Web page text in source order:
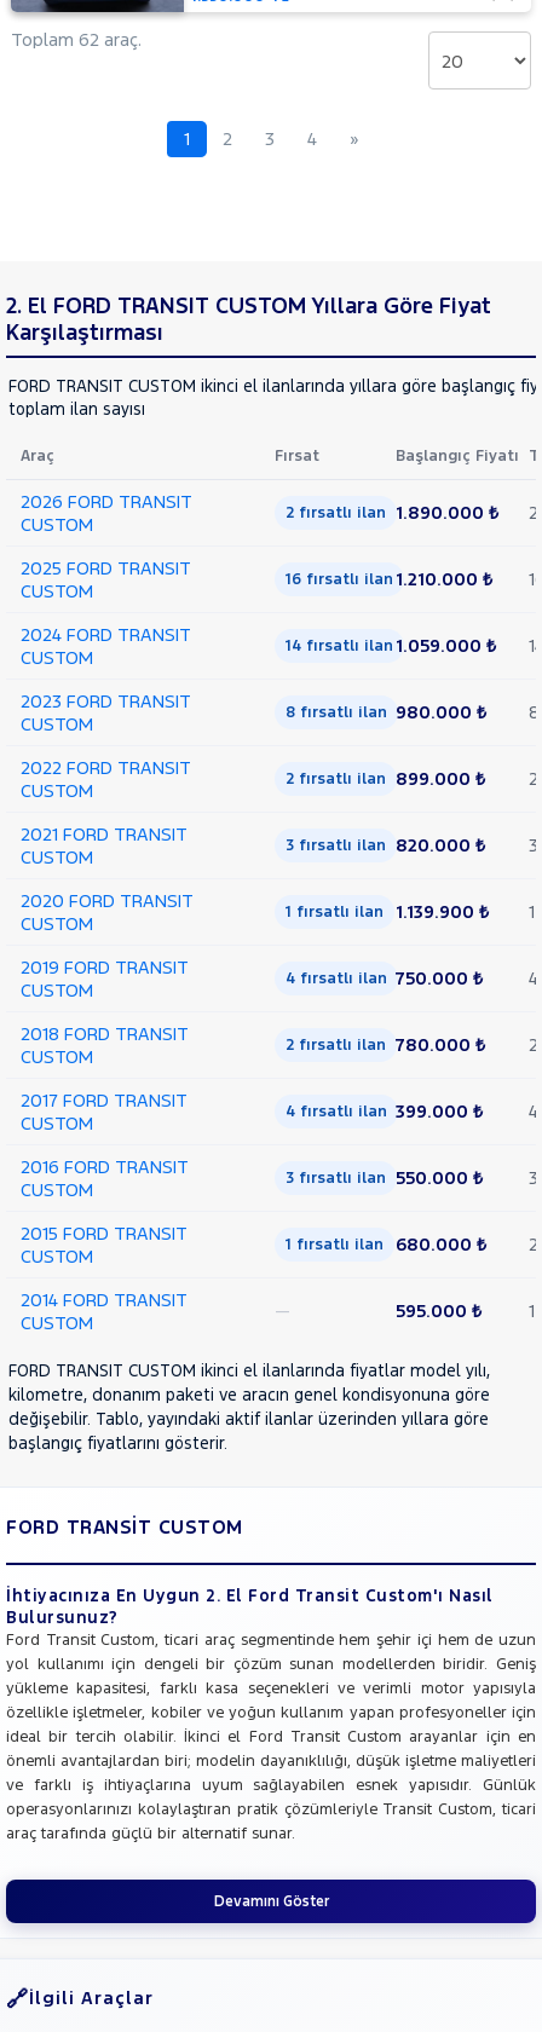
VOLKSWAGEN
Toplam 62 araç.
1 2 3 4 »
2. El FORD TRANSIT CUSTOM Yıllara Göre Fiyat
Karşılaştırması
FORD TRANSIT CUSTOM ikinci el ilanlarında yıllara göre başlangıç
toplam ilan sayısı
Araç Fırsat Başlangıç Fiyatı
2026 FORD TRANSIT
CUSTOM
2 fırsatlı ilan 1.890.000 ₺ 2
2025 FORD TRANSIT
CUSTOM
16 fırsatlı ilan 1.210.000 ₺
2024 FORD TRANSIT
CUSTOM
14 fırsatlı ilan 1.059.000 ₺
2023 FORD TRANSIT
CUSTOM
8 fırsatlı ilan 980.000 ₺ 8
2022 FORD TRANSIT
CUSTOM
2 fırsatlı ilan 899.000 ₺ 2
2021 FORD TRANSIT
CUSTOM
3 fırsatlı ilan 820.000 ₺ 3
2020 FORD TRANSIT
CUSTOM
1 fırsatlı ilan 1.139.900 ₺ 1
2019 FORD TRANSIT
CUSTOM
4 fırsatlı ilan 750.000 ₺ 4
2018 FORD TRANSIT
CUSTOM
2 fırsatlı ilan 780.000 ₺ 2
2017 FORD TRANSIT
CUSTOM
4 fırsatlı ilan 399.000 ₺ 4
2016 FORD TRANSIT
CUSTOM
3 fırsatlı ilan 550.000 ₺ 3
2015 FORD TRANSIT
CUSTOM
1 fırsatlı ilan 680.000 ₺ 2
2014 FORD TRANSIT
CUSTOM
— 595.000 ₺ 1
FORD TRANSIT CUSTOM ikinci el ilanlarında fiyatlar model yılı,
kilometre, donanım paketi ve aracın genel kondisyonuna göre
değişebilir. Tablo, yayındaki aktif ilanlar üzerinden yıllara göre
başlangıç fiyatlarını gösterir.
FORD TRANSİT CUSTOM
İhtiyacınıza En Uygun 2. El Ford Transit Custom'ı Nasıl
Bulursunuz?
Ford Transit Custom, ticari araç segmentinde hem şehir içi hem de uzun
yol kullanımı için dengeli bir çözüm sunan modellerden biridir. Geniş
yükleme kapasitesi, farklı kasa seçenekleri ve verimli motor yapısıyla
özellikle işletmeler, kobiler ve yoğun kullanım yapan profesyoneller için
ideal bir tercih olabilir. İkinci el Ford Transit Custom arayanlar için en
önemli avantajlardan biri; modelin dayanıklılığı, düşük işletme maliyetleri
ve farklı iş ihtiyaçlarına uyum sağlayabilen esnek yapısıdır. Günlük
operasyonlarınızı kolaylaştıran pratik çözümleriyle Transit Custom, ticari
araç tarafında güçlü bir alternatif sunar.
Devamını Göster
İlgili Araçlar